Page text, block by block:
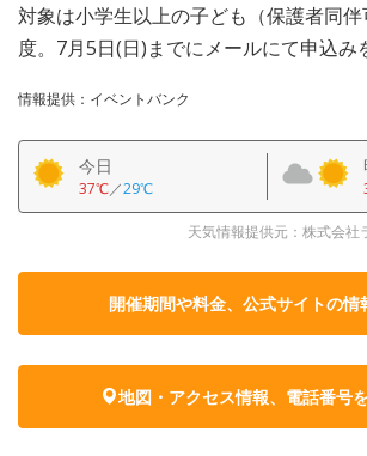
対象は小学生以上の子ども（保護者同
度。7月5日(日)までにメールにて申込み
情報提供：イベントバンク
今日
37℃／29℃
天気情報提供元：株式会社
開催期間や料金、公式サイトの情
地図・アクセス情報、電話番号